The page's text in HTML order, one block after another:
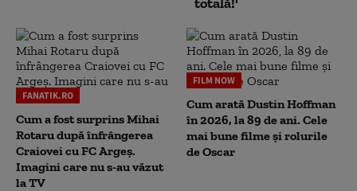
FANATIK.RO
Cum a fost surprins Mihai
Rotaru după înfrângerea
Craiovei cu FC Argeș.
Imagini care nu s-au văzut
la TV
FILM NOW
Cum arată Dustin Hoffman
în 2026, la 89 de ani. Cele
mai bune filme și rolurile
de Oscar